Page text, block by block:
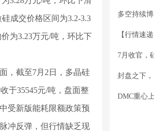
成交价格区间为3.2-3.3
为3.23万元/吨，环比下
，截至7月2日，多晶硅
于35545元/吨，盘面整
受新版能耗限额政策预
冲反弹，但行情缺乏现
7月收官，
封盘之下
DMC重心